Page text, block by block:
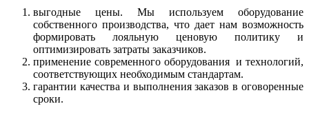
выгодные цены. Мы используем оборудование
собственного производства, что дает нам возможность
формировать лояльную ценовую политику и
оптимизировать затраты заказчиков.
применение современного оборудования и технологий,
соответствующих необходимым стандартам.
гарантии качества и выполнения заказов в оговоренные
сроки.